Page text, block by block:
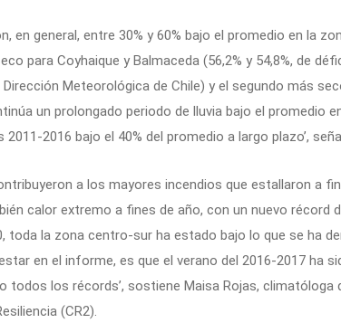
en general, entre 30% y 60% bajo el promedio en la
para Coyhaique y Balmaceda (56,2% y 54,8%, de
Meteorológica de Chile) y el segundo más
un prolongado periodo de lluvia bajo el promedio
2016 bajo el 40% del promedio a largo plazo’,
a los mayores incendios que estallaron a
calor extremo a fines de año, con un nuevo récord
toda la zona centro-sur ha estado bajo lo que se ha
en el informe, es que el verano del 2016-2017 ha
todos los récords’, sostiene Maisa Rojas, climatóloga
(CR2).